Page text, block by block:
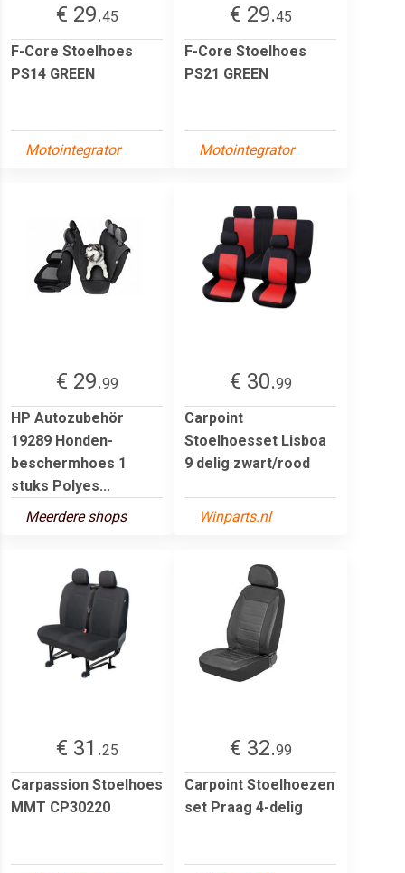
€ 29.45
F-Core Stoelhoes
PS14 GREEN
Motointegrator
€ 29.45
F-Core Stoelhoes
PS21 GREEN
Motointegrator
€ 29.99
HP Autozubehör
19289 Honden-
beschermhoes 1
stuks Polyes...
Meerdere shops
€ 30.99
Carpoint
Stoelhoesset Lisboa
9 delig zwart/rood
Winparts.nl
€ 31.25
Carpassion Stoelhoes
MMT CP30220
€ 32.99
Carpoint Stoelhoezen
set Praag 4-delig